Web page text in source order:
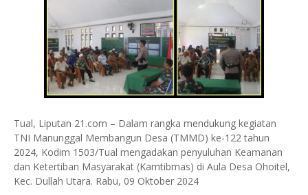
Tual, Liputan 21.com – Dalam rangka mendukung kegiatan
TNI Manunggal Membangun Desa (TMMD) ke-122 tahun
2024, Kodim 1503/Tual mengadakan penyuluhan Keamanan
dan Ketertiban Masyarakat (Kamtibmas) di Aula Desa Ohoitel,
Kec. Dullah Utara. Rabu, 09 Oktober 2024